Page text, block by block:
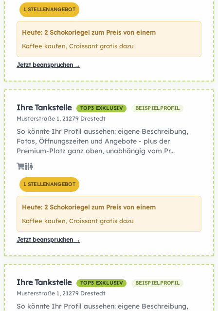
1 STELLENANGEBOT
Heute: 2 Schokoriegel zum Preis von einem
Kaffee kaufen, Croissant gratis dazu
Jetzt beanspruchen →
Ihre Tankstelle TOP3 EXKLUSIV BEISPIELPROFIL
Musterstraße 1, 21279 Drestedt
So könnte Ihr Profil aussehen: eigene Beschreibung,
Fotos, Öffnungszeiten und Angebote - plus der
Premium-Platz ganz oben, unabhängig vom Pr...
1 STELLENANGEBOT
Heute: 2 Schokoriegel zum Preis von einem
Kaffee kaufen, Croissant gratis dazu
Jetzt beanspruchen →
Ihre Tankstelle TOP3 EXKLUSIV BEISPIELPROFIL
Musterstraße 1, 21279 Drestedt
So könnte Ihr Profil aussehen: eigene Beschreibung,